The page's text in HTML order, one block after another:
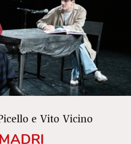
e Vito Vicino
MADRI